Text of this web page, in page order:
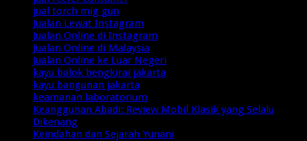
jual torch mig gun
Jualan Lewat Instagram
Jualan Online di Instagram
Jualan Online di Malaysia
Jualan Online ke Luar Negeri
kayu balok bengkirai jakarta
kayu bangunan jakarta
keamanan laboratorium
Keanggunan Abadi: Review Mobil Klasik yang Selalu
Dikenang
Keindahan dan Sejarah Yunani